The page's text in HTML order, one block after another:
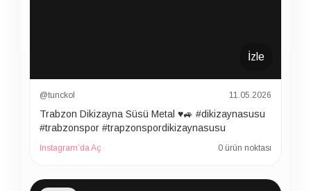
İzle
@tunckol 11.05.2026
Trabzon Dikizayna Süsü Metal ♥️🚙 #dikizaynasusu
#trabzonspor #trapzonspordikizaynasusu
Instagram’da Aç 0 ürün noktası